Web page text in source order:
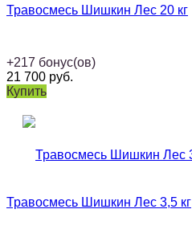
Травосмесь Шишкин Лес 20 кг
+217 бонус(ов)
21 700 руб.
Купить
Травосмесь Шишкин Лес 3,5 кг